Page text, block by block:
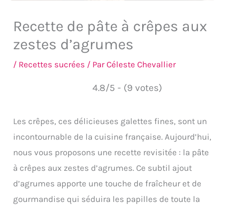
Recette de pâte à crêpes aux
zestes d’agrumes
/ Recettes sucrées / ParCéleste Chevallier
4.8/5 - (9 votes)
Les crêpes, ces délicieuses galettes fines, sont un
incontournable de la cuisine française. Aujourd’hui,
nous vous proposons une recette revisitée : la pâte
à crêpes aux zestes d’agrumes. Ce subtil ajout
d’agrumes apporte une touche de fraîcheur et de
gourmandise qui séduira les papilles de toute la